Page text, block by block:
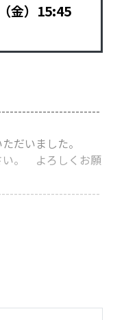
金）15:45
だいました。
。 よろしくお願
催）になります。